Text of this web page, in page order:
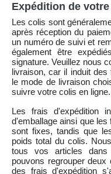
Expédition de
Les colis sont
après réception du
un numéro de suivi et
également être
signature. Veuillez nous
livraison, car il induit
le mode de livraison
suivre votre colis en ligne.
Les frais d'expédition
d'emballage ainsi que
sont fixes, tandis que
poids total du colis.
tous vos articles
pouvons regrouper
des frais d'expédition